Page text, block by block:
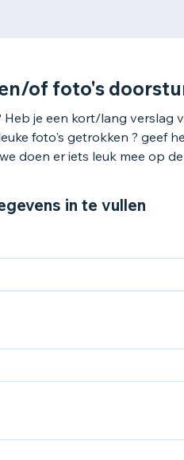
of foto's
Heb je een kort/lang verslag
foto's getrokken ? geef
doen er iets leuk mee op
in te vullen